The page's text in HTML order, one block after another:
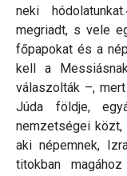
neki
megriadt, s vele
főpapokat és a
kell a
válaszolták –,
Júda földje,
nemzetségei
aki népemnek,
titokban